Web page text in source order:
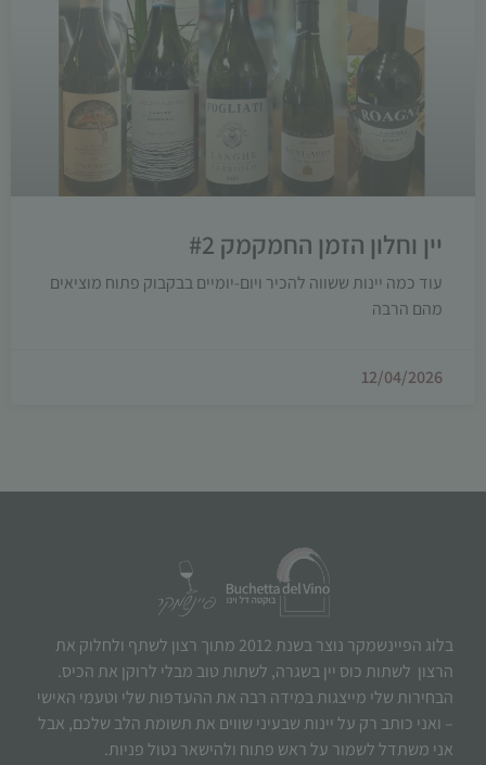
יין וחלון הזמן החמקמק #2
עוד כמה יינות ששווה להכיר ויום-יומיים בבקבוק פתוח מוציאים
מהם הרבה
12/04/2026
בלוג הפיינשמקר נוצר בשנת 2012 מתוך רצון לשתף ולחלוק את
הרצון לשתות כוס יין בשגרה, לשתות טוב מבלי לרוקן את הכיס.
הבחירות שלי מייצגות במידה רבה את ההעדפות שלי וטעמי האישי
– ואני כותב רק על יינות שבעיני שווים את תשומת הלב שלכם, אבל
אני משתדל לשמור על ראש פתוח ולהישאר נטול פניות.